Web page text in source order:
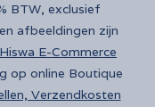
BTW, exclusief
afbeeldingen zijn
Hiswa E-Commerce
op online Boutique
Verzendkosten